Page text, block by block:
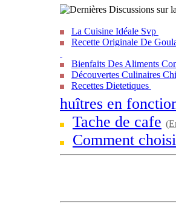
La Cuisine Idéale Svp
Recette Originale De
Bienfaits Des Aliments
Découvertes Culinaires
Recettes Dietetiques
huîtres en
Tache de cafe (
Comment